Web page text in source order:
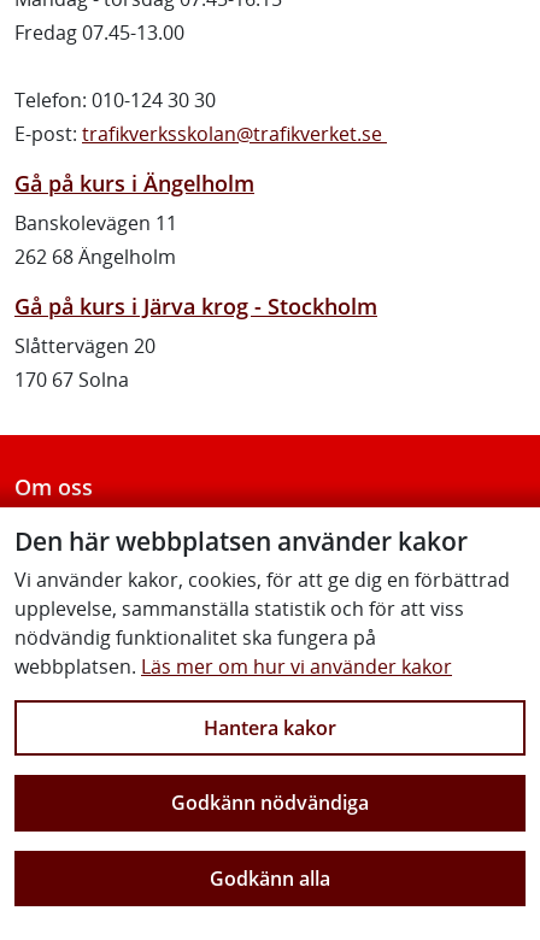
Den här webbplatsen använder kakor
Vi använder kakor, cookies, för att ge dig en förbättrad
upplevelse, sammanställa statistik och för att viss
nödvändig funktionalitet ska fungera på
webbplatsen. Läs mer om hur vi använder kakor
Hantera kakor
Godkänn nödvändiga
Godkänn alla
Fredag 07.45-13.00
Telefon: 010-124 30 30
E-post: trafikverksskolan@trafikverket.se
Gå på kurs i Ängelholm
Banskolevägen 11
262 68 Ängelholm
Gå på kurs i Järva krog - Stockholm
Slåttervägen 20
170 67 Solna
Om oss
Kundstöd - vi hjälper dig
Allmänna villkor
Fakturor till Trafikverket
Lediga jobb
Prenumerera på nyheter
Om webbplatsen
Coockiepolicy
Tillgänglighetsredogörelse